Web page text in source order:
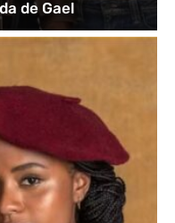
de Gael